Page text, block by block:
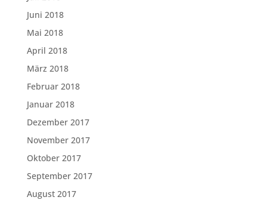
Juni 2018
Mai 2018
April 2018
März 2018
Februar 2018
Januar 2018
Dezember 2017
November 2017
Oktober 2017
September 2017
August 2017